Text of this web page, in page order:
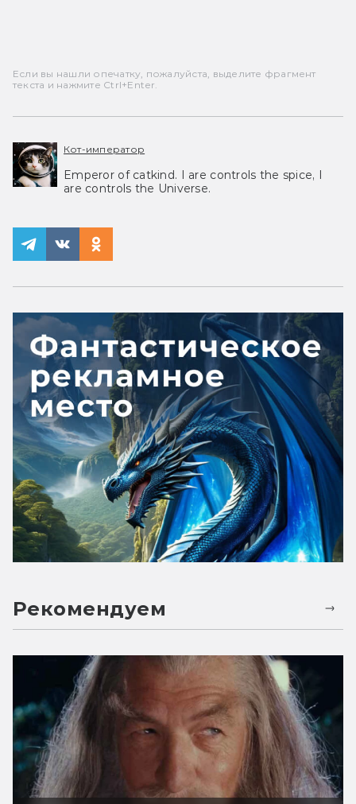
Если вы нашли опечатку, пожалуйста, выделите фрагмент
текста и нажмите Ctrl+Enter.
Кот-император
Emperor of catkind. I are controls the spice, I
are controls the Universe.
Рекомендуем